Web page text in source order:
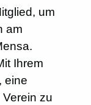
um
am
Ihrem
eine
zu